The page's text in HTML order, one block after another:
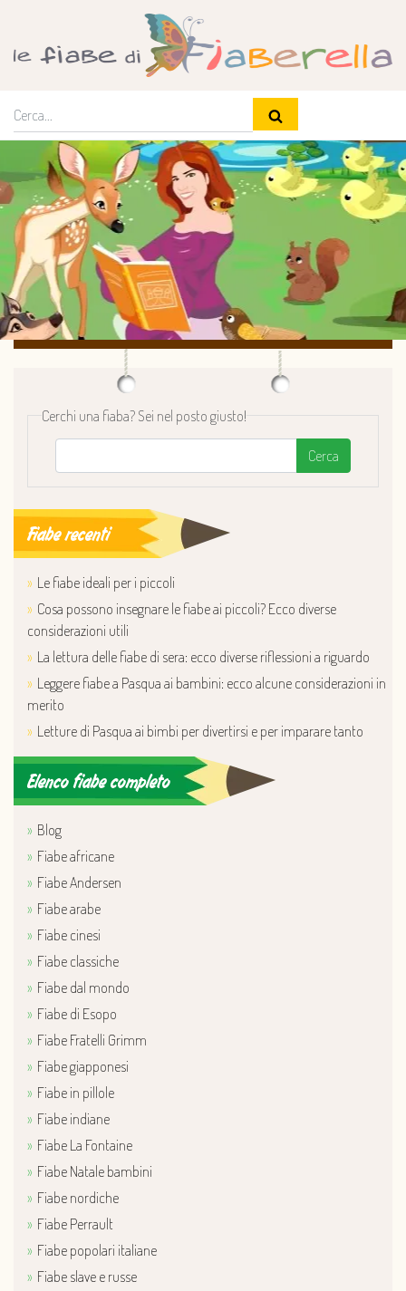
Cerchi una fiaba? Sei nel posto giusto!
Cerca
Fiabe recenti
Le fiabe ideali per i piccoli
Cosa possono insegnare le fiabe ai piccoli? Ecco diverse
considerazioni utili
La lettura delle fiabe di sera: ecco diverse riflessioni a riguardo
Leggere fiabe a Pasqua ai bambini: ecco alcune considerazioni in
merito
Letture di Pasqua ai bimbi per divertirsi e per imparare tanto
Elenco fiabe completo
Blog
Fiabe africane
Fiabe Andersen
Fiabe arabe
Fiabe cinesi
Fiabe classiche
Fiabe dal mondo
Fiabe di Esopo
Fiabe Fratelli Grimm
Fiabe giapponesi
Fiabe in pillole
Fiabe indiane
Fiabe La Fontaine
Fiabe Natale bambini
Fiabe nordiche
Fiabe Perrault
Fiabe popolari italiane
Fiabe slave e russe